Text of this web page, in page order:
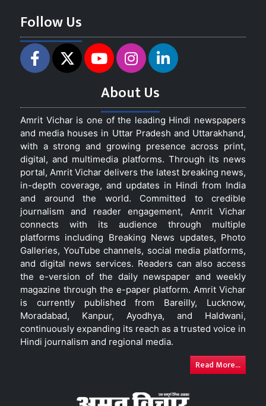
Follow Us
About Us
Amrit Vichar is one of the leading Hindi newspapers
and media houses in Uttar Pradesh and Uttarakhand,
with a strong and growing presence across print,
digital, and multimedia platforms. Through its news
portal, Amrit Vichar delivers the latest breaking news,
in-depth coverage, and updates in Hindi from India
and around the world. Committed to credible
journalism and reader engagement, Amrit Vichar
connects with its audience through multiple
platforms including Breaking News updates, Photo
Galleries, YouTube channels, social media platforms,
and digital news services. Readers can also access
the e-version of the daily newspaper and weekly
magazine through the e-paper platform. Amrit Vichar
is currently published from Bareilly, Lucknow,
Moradabad, Kanpur, Ayodhya, and Haldwani,
continuously expanding its reach as a trusted voice in
Hindi journalism and regional media.
Read More...